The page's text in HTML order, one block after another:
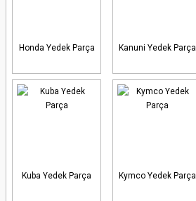
Honda Yedek Parça Kanuni Yedek Parça
Kuba Yedek Parça Kymco Yedek Parça